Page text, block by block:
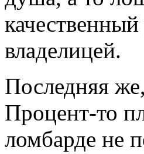
владелицей.
Последняя
Процент-то
ломбарде не